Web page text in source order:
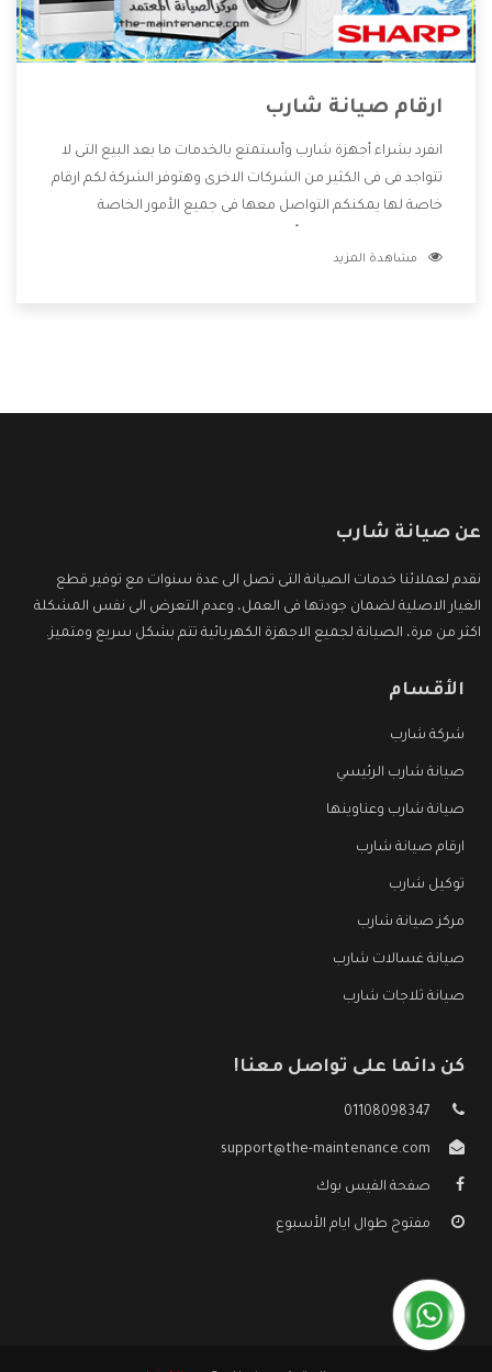
ارقام صيانة شارب
انفرد بشراء أجهزة شارب وأستمتع بالخدمات ما بعد البيع التى لا
تتواجد فى فى الكثير من الشركات الاخرى وهتوفر الشركة لكم ارقام
خاصة لها يمكنكم التواصل معها فى جميع الأمور الخاصة
من خلال العروض والخصومات التى تتقدم لكم .
مشاهدة المزيد
عن صيانة شارب
نقدم لعملائنا خدمات الصيانة التى تصل الى عدة سنوات مع توفير قطع
الغيار الاصلية لضمان جودتها فى العمل، وعدم التعرض الى نفس المشكلة
اكثر من مرة، الصيانة لجميع الاجهزة الكهربائية تتم بشكل سريع ومتميز.
الأقسام
شركة شارب
صيانة شارب الرئيسي
صيانة شارب وعناوينها
ارقام صيانة شارب
توكيل شارب
مركز صيانة شارب
صيانة غسالات شارب
صيانة ثلاجات شارب
كن دائما على تواصل معنا!
01108098347
support@the-maintenance.com
صفحة الفيس بوك
مفتوح طوال ايام الأسبوع